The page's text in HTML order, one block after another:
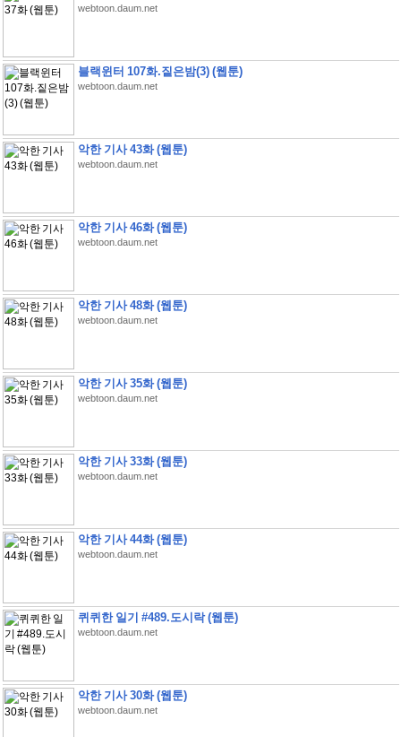
webtoon.daum.net
블랙윈터 107화.짙은밤(3) (웹툰)
webtoon.daum.net
악한 기사 43화 (웹툰)
webtoon.daum.net
악한 기사 46화 (웹툰)
webtoon.daum.net
악한 기사 48화 (웹툰)
webtoon.daum.net
악한 기사 35화 (웹툰)
webtoon.daum.net
악한 기사 33화 (웹툰)
webtoon.daum.net
악한 기사 44화 (웹툰)
webtoon.daum.net
퀴퀴한 일기 #489.도시락 (웹툰)
webtoon.daum.net
악한 기사 30화 (웹툰)
webtoon.daum.net